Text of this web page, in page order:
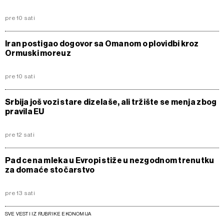
pre 10 sati
Iran postigao dogovor sa Omanom o plovidbi kroz
Ormuski moreuz
pre 10 sati
Srbija još vozi stare dizelaše, ali tržište se menja zbog
pravila EU
pre 12 sati
Pad cena mleka u Evropi stiže u nezgodnom trenutku
za domaće stočarstvo
pre 13 sati
SVE VESTI IZ RUBRIKE EKONOMIJA